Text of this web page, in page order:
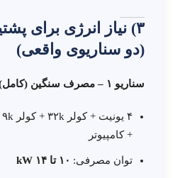
(دو سناریوی واقعی)
سناریو ۱ – مصرف سنگین (کامل):
+ کامپیوتر
توان مصرفی: ۱۰ تا ۱۴ kW